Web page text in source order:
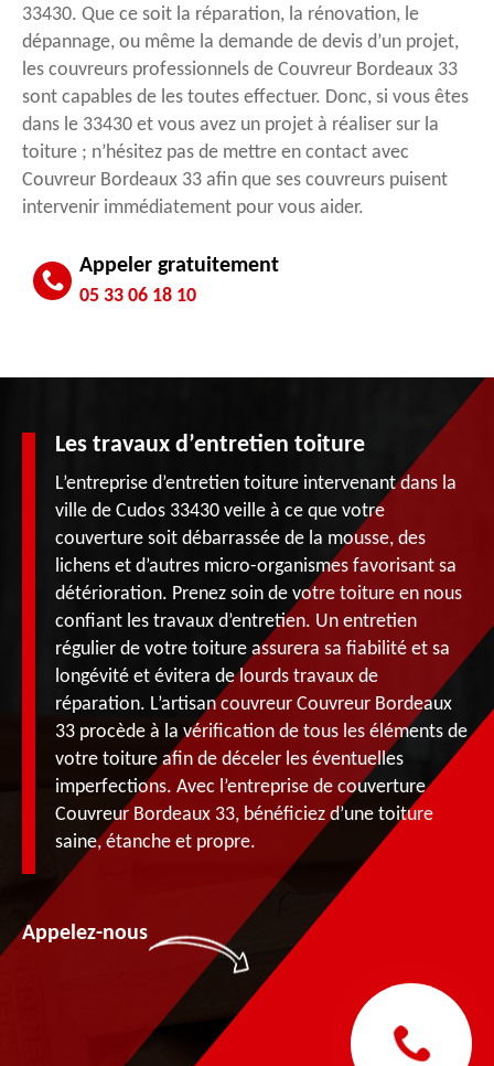
33430. Que ce soit la réparation, la rénovation, le
dépannage, ou même la demande de devis d’un projet,
les couvreurs professionnels de Couvreur Bordeaux 33
sont capables de les toutes effectuer. Donc, si vous êtes
dans le 33430 et vous avez un projet à réaliser sur la
toiture ; n’hésitez pas de mettre en contact avec
Couvreur Bordeaux 33 afin que ses couvreurs puisent
intervenir immédiatement pour vous aider.
Appeler gratuitement
05 33 06 18 10
Les travaux d’entretien toiture
L’entreprise d’entretien toiture intervenant dans la
ville de Cudos 33430 veille à ce que votre
couverture soit débarrassée de la mousse, des
lichens et d’autres micro-organismes favorisant sa
détérioration. Prenez soin de votre toiture en nous
confiant les travaux d’entretien. Un entretien
régulier de votre toiture assurera sa fiabilité et sa
longévité et évitera de lourds travaux de
réparation. L’artisan couvreur Couvreur Bordeaux
33 procède à la vérification de tous les éléments de
votre toiture afin de déceler les éventuelles
imperfections. Avec l’entreprise de couverture
Couvreur Bordeaux 33, bénéficiez d’une toiture
saine, étanche et propre.
Appelez-nous